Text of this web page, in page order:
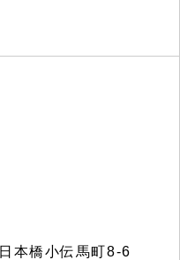
本橋小伝馬町8-6